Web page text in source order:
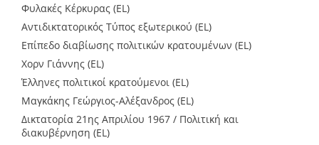
Φυλακές Κέρκυρας (EL)
Αντιδικτατορικός Τύπος εξωτερικού (EL)
Επίπεδο διαβίωσης πολιτικών κρατουμένων (EL)
Χορν Γιάννης (EL)
Έλληνες πολιτικοί κρατούμενοι (EL)
Μαγκάκης Γεώργιος-Αλέξανδρος (EL)
Δικτατορία 21ης Απριλίου 1967 / Πολιτική και
διακυβέρνηση (EL)